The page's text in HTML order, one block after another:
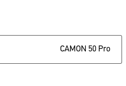
CAMON 50 Pro